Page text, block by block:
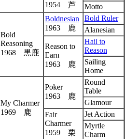
1954 芦
Motto
Bold
Reasoning
1968 黒鹿
Boldnesian
1963 鹿
Bold Ruler
Alanesian
Reason to
Earn
1963 鹿
Hail to
Reason
Sailing
Home
My Charmer
1969 鹿
Poker
1963 鹿
Round
Table
Glamour
Fair
Charmer
1959 栗
Jet Action
Myrtle
Charm